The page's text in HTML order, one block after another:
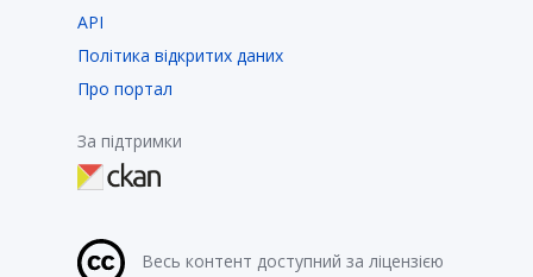
API
Політика відкритих даних
Про портал
За підтримки
Весь контент доступний за ліцензією